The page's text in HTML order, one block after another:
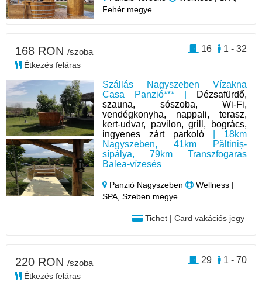
Fehér megye
Szállás Nagyszeben Vízakna
Casa Panzió*** |
Dézsafürdő,
szauna, sószoba, Wi-Fi,
vendégkonyha, nappali, terasz,
kert-udvar, pavilon, grill, bogrács,
ingyenes zárt parkoló | 18km
Nagyszeben, 41km Păltiniș-
sípálya, 79km Transzfogaras
Balea-vízesés
Panzió Nagyszeben
Wellness |
SPA, Szeben megye
Tichet | Card vakációs jegy
168 RON /szoba
Étkezés feláras
1 - 32
16
220 RON /szoba
Étkezés feláras
1 - 70
29